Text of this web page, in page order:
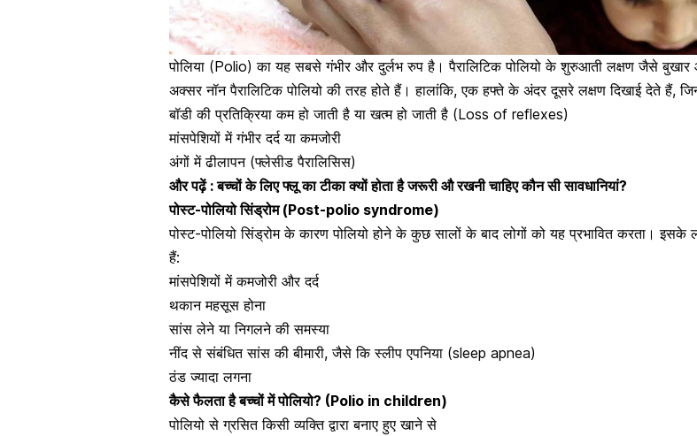
पोलिया (Polio) का यह सबसे गंभीर और दुर्लभ रुप है। पैरालिटिक पोलियो के शुरुआती लक्षण जैसेबुखार
अक्सर नॉन पैरालिटिक पोलियो की तरह होते हैं। हालांकि, एक हफ्ते के अंदर दूसरे लक्षण दिखाई देते हैं,
बॉडी की प्रतिक्रिया कम हो जाती है या खत्म हो जाती है (Loss of reflexes)
मांसपेशियों में गंभीर दर्द या कमजोरी
अंगों में ढीलापन(फ्लेसीड पैरालिसिस)
और पढ़ें :बच्चों के लिए फ्लू का टीका क्यों होता है जरूरी औ रखनी चाहिए कौन सी सावधानियां?
पोस्ट-पोलियो सिंड्रोम (Post-polio syndrome)
पोस्ट-पोलियो सिंड्रोम के कारण पोलियो होने के कुछ सालों के बाद लोगों को यह प्रभावित करता। इसके
हैं:
मांसपेशियों में कमजोरी और दर्द
थकान महसूस होना
सांस लेने या निगलने की समस्या
नींद से संबंधित सांस की बीमारी, जैसे कि स्लीप एपनिया (sleep apnea)
ठंड ज्यादा लगना
कैसे फैलता है बच्चों में पोलियो? (Polio in children)
पोलियो से ग्रसित किसी व्यक्ति द्वारा बनाए हुए खाने से